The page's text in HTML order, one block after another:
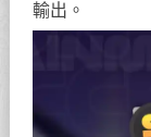
輸出。